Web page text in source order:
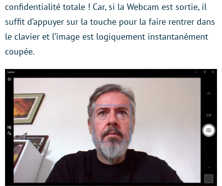
confidentialité totale ! Car, si la Webcam est sortie, il
suffit d’appuyer sur la touche pour la faire rentrer dans
le clavier et l’image est logiquement instantanément
coupée.